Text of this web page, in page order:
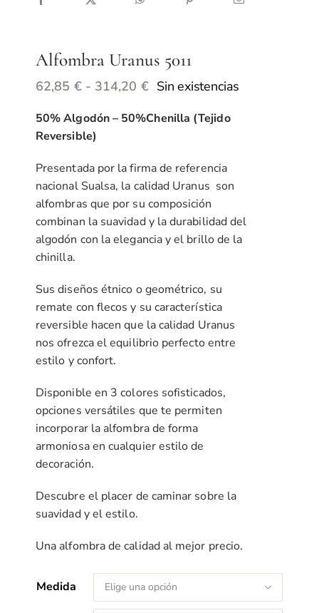
Alfombra Uranus 5011
62,85 € - 314,20 €Rango
precios:
hasta
314,20 €
Sin existencias
50% Algodón – 50%Chenilla (Tejido
Reversible)
Presentada por la firma de referencia
nacional Sualsa, la calidad Uranus son
alfombras que por su composición
combinan la suavidad y la durabilidad del
algodón con la elegancia y el brillo de la
chinilla.
Sus diseños étnico o geométrico, su
remate con flecos y su característica
reversible hacen que la calidad Uranus
nos ofrezca el equilibrio perfecto entre
estilo y confort.
Disponible en 3 colores sofisticados,
opciones versátiles que te permiten
incorporar la alfombra de forma
armoniosa en cualquier estilo de
decoración.
Descubre el placer de caminar sobre la
suavidad y el estilo.
Una alfombra de calidad al mejor precio.
Medida 